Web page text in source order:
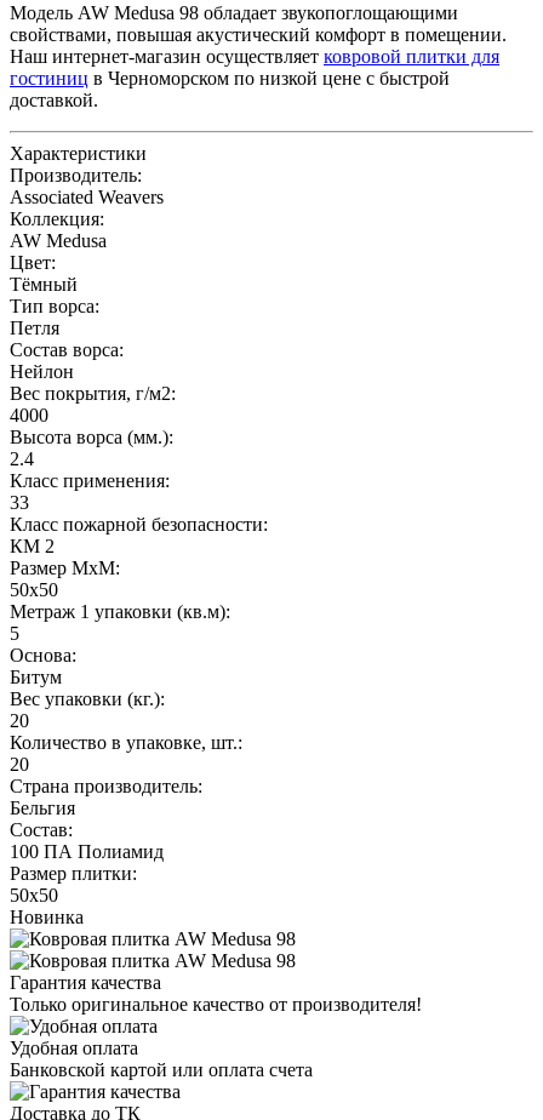
Модель AW Medusa 98 обладает звукопоглощающими
свойствами, повышая акустический комфорт в помещении.
Наш интернет-магазин осуществляет ковровой плитки для
гостиниц в Черноморском по низкой цене с быстрой
доставкой.
Характеристики
Производитель:
Associated Weavers
Коллекция:
AW Medusa
Цвет:
Тёмный
Тип ворса:
Петля
Состав ворса:
Нейлон
Вес покрытия, г/м2:
4000
Высота ворса (мм.):
2.4
Класс применения:
33
Класс пожарной безопасности:
КМ 2
Размер МхМ:
50x50
Метраж 1 упаковки (кв.м):
5
Основа:
Битум
Вес упаковки (кг.):
20
Количество в упаковке, шт.:
20
Страна производитель:
Бельгия
Состав:
100 ПА Полиамид
Размер плитки:
50х50
Новинка
Гарантия качества
Только оригинальное качество от производителя!
Удобная оплата
Банковской картой или оплата счета
Доставка до ТК